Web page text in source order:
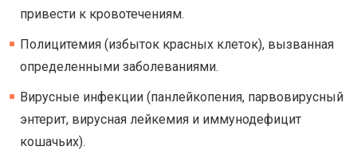
привести к кровотечениям.
Полицитемия (избыток красных клеток), вызванная
определенными заболеваниями.
Вирусные инфекции (панлейкопения, парвовирусный
энтерит, вирусная лейкемия и иммунодефицит
кошачьих).